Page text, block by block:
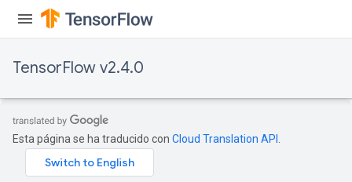
TensorFlow v2.4.0
Esta página se ha traducido con Cloud Translation API